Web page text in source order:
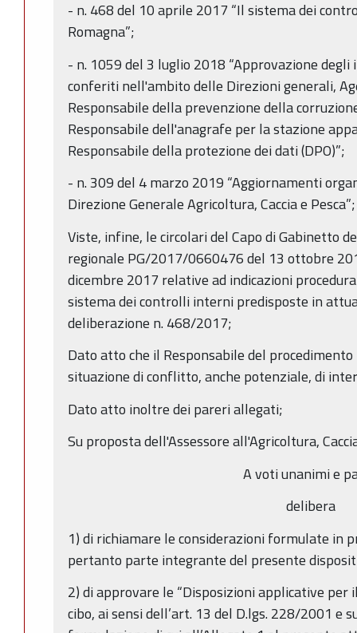
- n. 468 del 10 aprile 2017 “Il sistema dei
Romagna”;
- n. 1059 del 3 luglio 2018 “Approvazione
conferiti nell'ambito delle Direzioni generali,
Responsabile della prevenzione della
Responsabile dell'anagrafe per la stazione
Responsabile della protezione dei dati (DPO)”;
- n. 309 del 4 marzo 2019 “Aggiornamenti
Direzione Generale Agricoltura, Caccia e Pesca”;
Viste, infine, le circolari del Capo di Gabinetto
regionale PG/2017/0660476 del 13 ottobre
dicembre 2017 relative ad indicazioni
sistema dei controlli interni predisposte in
deliberazione n. 468/2017;
Dato atto che il Responsabile del
situazione di conflitto, anche potenziale, di
Dato atto inoltre dei pareri allegati;
Su proposta dell'Assessore all'Agricoltura,
A voti unanimi e
delibera
1) di richiamare le considerazioni formulate in
pertanto parte integrante del presente
2) di approvare le “Disposizioni applicative
cibo, ai sensi dell’art. 13 del D.lgs. 228/2001 e